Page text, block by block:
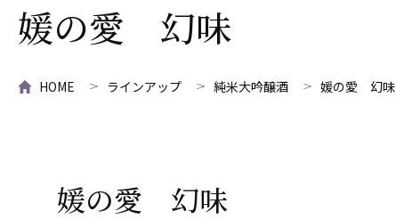
媛の愛 幻味
HOME ラインアップ 純米大吟醸酒 媛の愛 幻味
媛の愛 幻味